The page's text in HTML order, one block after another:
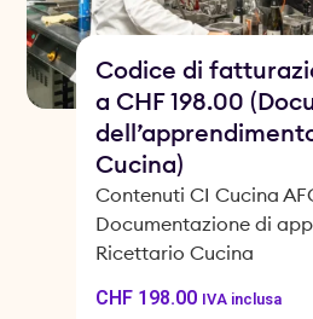
Codice di
a CHF 198.00
Cucina)
Contenuti CI Cucina
Documentazione di
Ricettario Cucina
CHF198.00 IVA inclusa